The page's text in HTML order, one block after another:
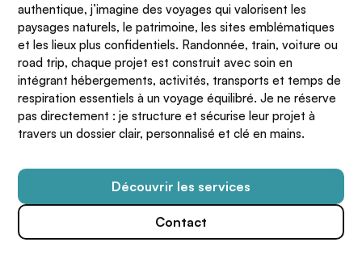
authentique, j’imagine des voyages qui valorisent les
paysages naturels, le patrimoine, les sites emblématiques
et les lieux plus confidentiels. Randonnée, train, voiture ou
road trip, chaque projet est construit avec soin en
intégrant hébergements, activités, transports et temps de
respiration essentiels à un voyage équilibré. Je ne réserve
pas directement : je structure et sécurise leur projet à
travers un dossier clair, personnalisé et clé en mains.
Découvrir les services
Contact